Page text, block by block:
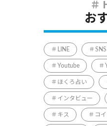
お
LINE SNS
Youtube
ほくろ占い
インタビュー
キス コ